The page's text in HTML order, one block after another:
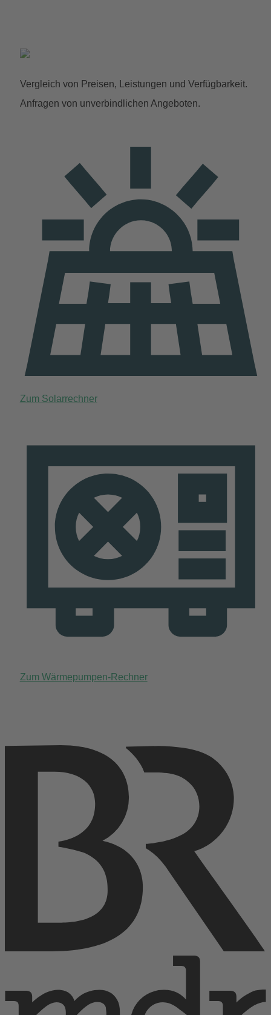
Vergleich von Preisen, Leistungen und Verfügbarkeit.
Anfragen von unverbindlichen Angeboten.
Zum Solarrechner
Zum Wärmepumpen-Rechner